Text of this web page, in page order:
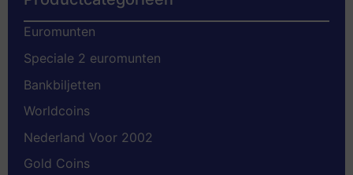
Euromunten
Speciale 2 euromunten
Bankbiljetten
Worldcoins
Nederland Voor 2002
Gold Coins